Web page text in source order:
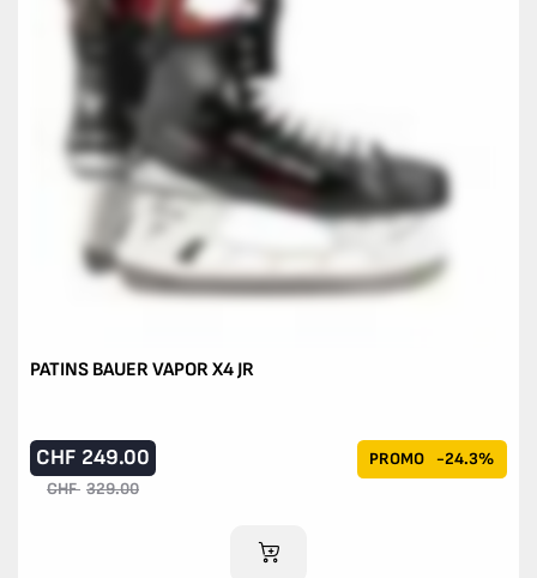
PATINS BAUER VAPOR X4 JR
PROMO -24.3%
CHF 249.00
CHF 329.00
AJOUTER AU PANIER